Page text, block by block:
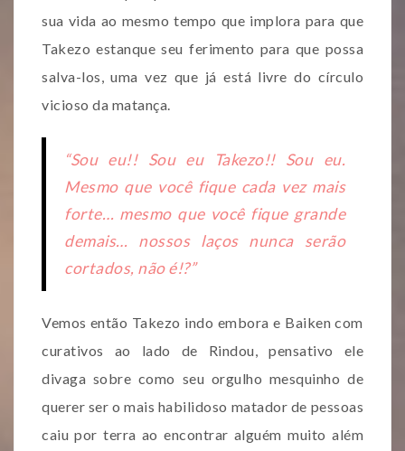
sua vida ao mesmo tempo que implora para que
Takezo estanque seu ferimento para que possa
salva-los, uma vez que já está livre do círculo
vicioso da matança.
“Sou eu!! Sou eu Takezo!! Sou eu.
Mesmo que você fique cada vez mais
forte… mesmo que você fique grande
demais… nossos laços nunca serão
cortados, não é!?”
Vemos então Takezo indo embora e Baiken com
curativos ao lado de Rindou, pensativo ele
divaga sobre como seu orgulho mesquinho de
querer ser o mais habilidoso matador de pessoas
caiu por terra ao encontrar alguém muito além